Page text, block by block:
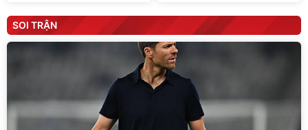
SOI TRẬN